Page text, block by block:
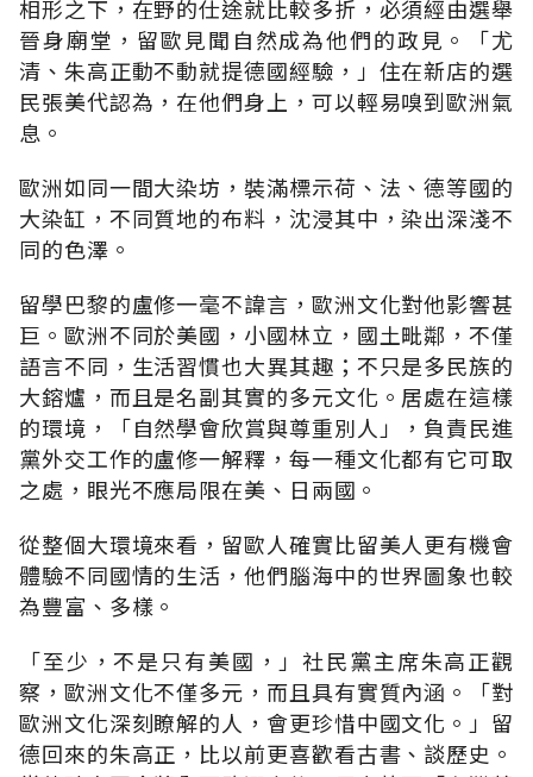
相形之下，在野的仕途就比較多折，必須經由選舉
晉身廟堂，留歐見聞自然成為他們的政見。「尤
清、朱高正動不動就提德國經驗，」住在新店的選
民張美代認為，在他們身上，可以輕易嗅到歐洲氣
息。
歐洲如同一間大染坊，裝滿標示荷、法、德等國的
大染缸，不同質地的布料，沈浸其中，染出深淺不
同的色澤。
留學巴黎的盧修一毫不諱言，歐洲文化對他影響甚
巨。歐洲不同於美國，小國林立，國土毗鄰，不僅
語言不同，生活習慣也大異其趣；不只是多民族的
大鎔爐，而且是名副其實的多元文化。居處在這樣
的環境，「自然學會欣賞與尊重別人」，負責民進
黨外交工作的盧修一解釋，每一種文化都有它可取
之處，眼光不應局限在美、日兩國。
從整個大環境來看，留歐人確實比留美人更有機會
體驗不同國情的生活，他們腦海中的世界圖象也較
為豐富、多樣。
「至少，不是只有美國，」社民黨主席朱高正觀
察，歐洲文化不僅多元，而且具有實質內涵。「對
歐洲文化深刻瞭解的人，會更珍惜中國文化。」留
德回來的朱高正，比以前更喜歡看古書、談歷史。